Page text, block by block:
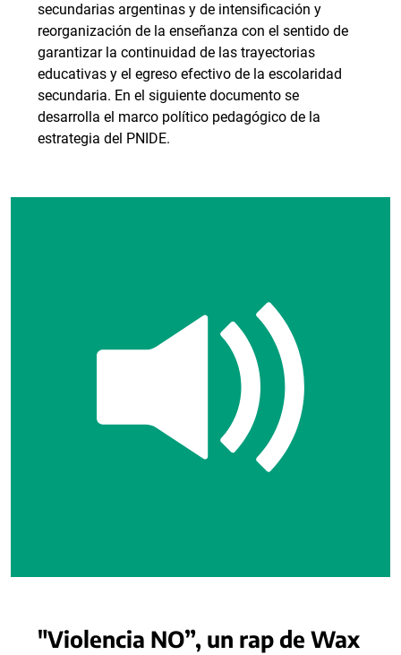
secundarias argentinas y de intensificación y
reorganización de la enseñanza con el sentido de
garantizar la continuidad de las trayectorias
educativas y el egreso efectivo de la escolaridad
secundaria. En el siguiente documento se
desarrolla el marco político pedagógico de la
estrategia del PNIDE.
"Violencia NO”, un rap de Wax